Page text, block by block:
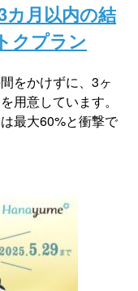
月以内の結
クプラン
をかけずに、3ヶ
用意しています。
最大60%と衝撃で